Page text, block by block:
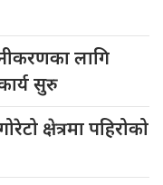
लागि
सुरु
क्षेत्रमा पहिरोको